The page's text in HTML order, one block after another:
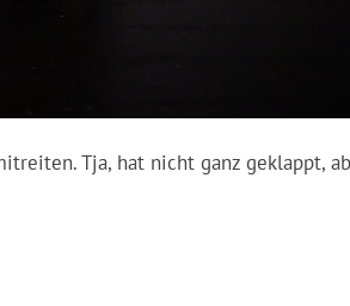
Tja, hat nicht ganz geklappt,